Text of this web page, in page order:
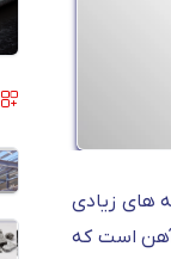
های زیادی
آهن است که